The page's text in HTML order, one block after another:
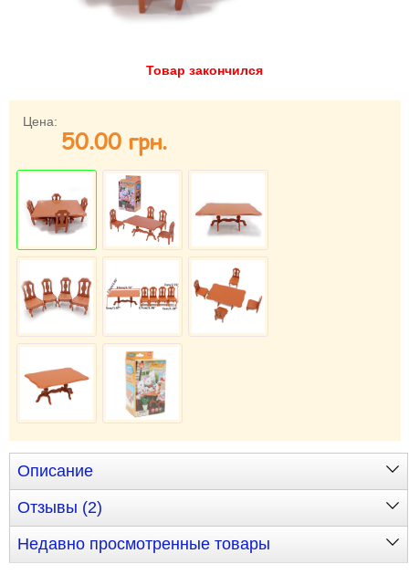
Товар закончился
Цена:
50.00 грн.
Описание
Отзывы (2)
Недавно просмотренные товары